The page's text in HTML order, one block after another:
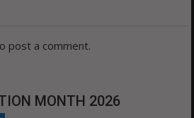
post a comment.
MONTH 2026